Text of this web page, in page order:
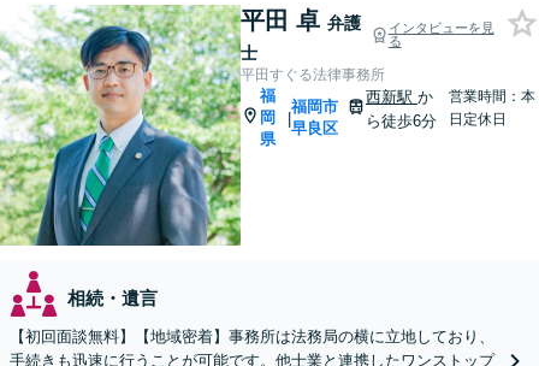
平田 卓 弁護
士
インタビューを見
る
平田すぐる法律事務所
福
岡
県
|
福岡市
早良区
西新駅 か
ら徒歩6分
営業時間：本
日定休日
相続・遺言
【初回面談無料】【地域密着】事務所は法務局の横に立地しており、
手続きも迅速に行うことが可能です。他士業と連携したワンストップ